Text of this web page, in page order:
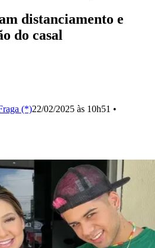
distanciamento e
do casal
(*)22/02/2025 às 10h51 •